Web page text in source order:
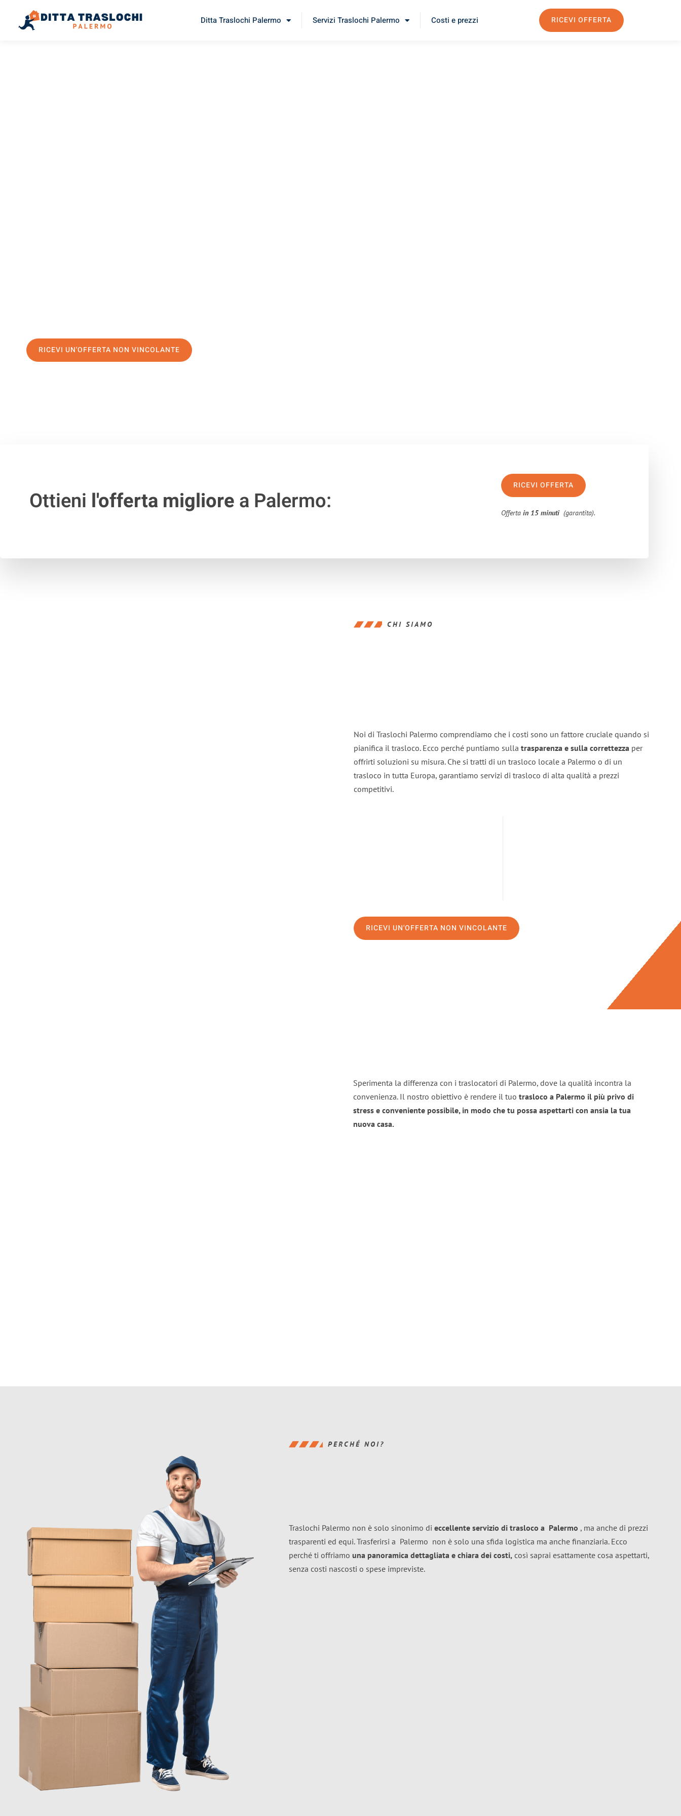
Ditta Traslochi Palermo Servizi Traslochi Palermo Costi e prezzi RICEVI OFFERTA
RICEVI UN'OFFERTA NON VINCOLANTE
Ottieni l'offerta migliorea Palermo:
RICEVI OFFERTA
Offertain 15 minuti (garantita).
CHI SIAMO
Noi di Traslochi Palermo comprendiamo che i costi sono un fattore cruciale quando si
pianifica il trasloco. Ecco perché puntiamo sulla trasparenza e sulla correttezza per
offrirti soluzioni su misura. Che si tratti di un trasloco locale a Palermo o di un
trasloco in tutta Europa, garantiamo servizi di trasloco di alta qualità a prezzi
competitivi.
RICEVI UN'OFFERTA NON VINCOLANTE
Sperimenta la differenza con i traslocatori di Palermo, dove la qualità incontra la
convenienza. Il nostro obiettivo è rendere il tuo trasloco a Palermo il più privo di
stress e conveniente possibile, in modo che tu possa aspettarti con ansia la tua
nuova casa.
PERCHÉ NOI?
Traslochi Palermo non è solo sinonimo di eccellente servizio di trasloco a Palermo , ma anche di prezzi
trasparenti ed equi. Trasferirsi a Palermo non è solo una sfida logistica ma anche finanziaria. Ecco
perché ti offriamo una panoramica dettagliata e chiara dei costi, così saprai esattamente cosa aspettarti,
senza costi nascosti o spese impreviste.